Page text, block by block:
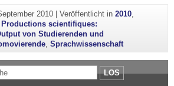
2010| Veröffentlicht in 2010,
Productions scientifiques:
von Studierenden und
, Sprachwissenschaft
LOS